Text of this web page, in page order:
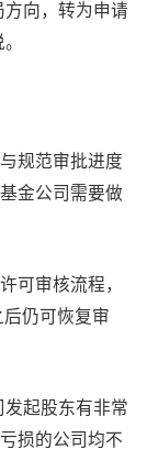
方向，转为申请
规范审批进度
金公司需要做
可审核流程，
后仍可恢复审
发起股东有非常
损的公司均不